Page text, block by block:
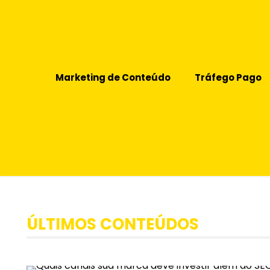
Marketing de Conteúdo Tráfego Pago
ÚLTIMOS CONTEÚDOS